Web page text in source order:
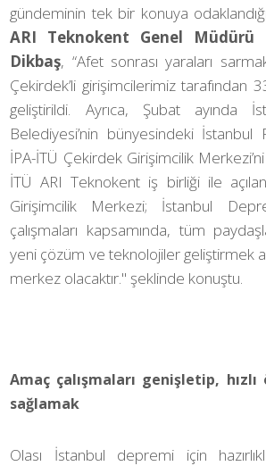
gündeminin tek bir konuya
ARI Teknokent Genel
Dikbaş, “Afet sonrası yaraları
Çekirdek’li girişimcilerimiz tarafından
geliştirildi. Ayrıca, Şubat ayında
Belediyesi’nin bünyesindeki İstanbul
İPA-İTÜ Çekirdek Girişimcilik
İTÜ ARI Teknokent iş birliği ile
Girişimcilik Merkezi; İstanbul
çalışmaları kapsamında, tüm
yeni çözüm ve teknolojiler geliştirmek
merkez olacaktır." şeklinde konuştu.
Amaç çalışmaları genişletip, hızlı
sağlamak
Olası İstanbul depremi için